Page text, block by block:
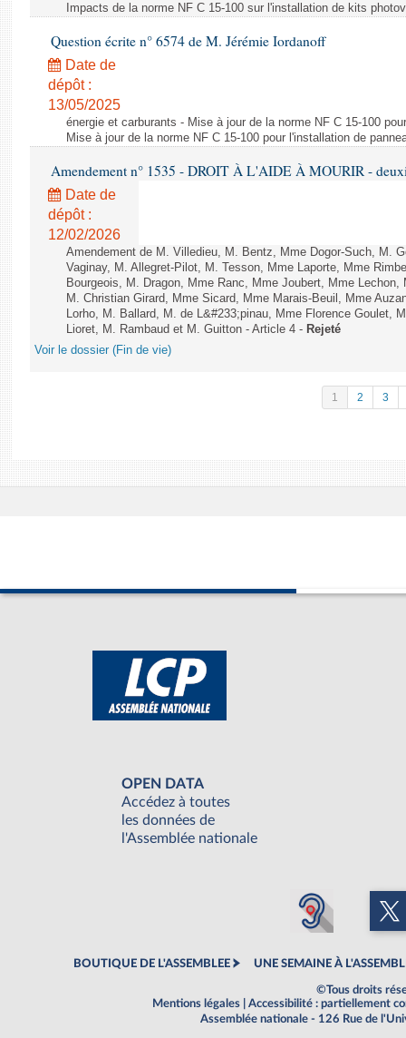
Impacts de la norme NF C 15-100 sur l'installation de kits
Question écrite n° 6574 de M. Jérémie Iordanoff
Date de
dépôt :
13/05/2025
énergie et carburants - Mise à jour de la norme NF C 15-100
Mise à jour de la norme NF C 15-100 pour l'installation de
Amendement n° 1535 - DROIT À L'AIDE À MOURIR -
Date de
dépôt :
12/02/2026
Amendement de M. Villedieu, M. Bentz, Mme Dogor-Such, M.
Vaginay, M. Allegret-Pilot, M. Tesson, Mme Laporte, Mme
Bourgeois, M. Dragon, Mme Ranc, Mme Joubert, Mme
M. Christian Girard, Mme Sicard, Mme Marais-Beuil, Mme
Lorho, M. Ballard, M. de L&#233;pinau, Mme Florence Goulet,
Lioret, M. Rambaud et M. Guitton - Article 4 - Rejeté
Voir le dossier (Fin de vie)
1 2 3
OPEN DATA
Accédez à toutes
les données de
l'Assemblée nationale
BOUTIQUE DE L'ASSEMBLEE UNE SEMAINE À
©Tous droits
Mentions légales
Accessibilité : partiellement
Assemblée nationale - 126 Rue de